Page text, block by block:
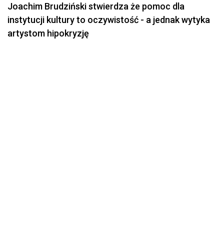
Joachim Brudziński stwierdza że pomoc dla
instytucji kultury to oczywistość - a jednak wytyka
artystom hipokryzję